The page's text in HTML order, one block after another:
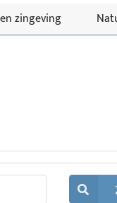
zingeving